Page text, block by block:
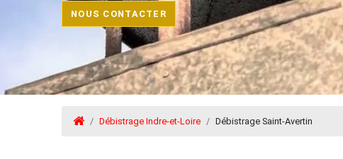
NOUS CONTACTER
Débistrage Indre-et-Loire Débistrage Saint-Avertin